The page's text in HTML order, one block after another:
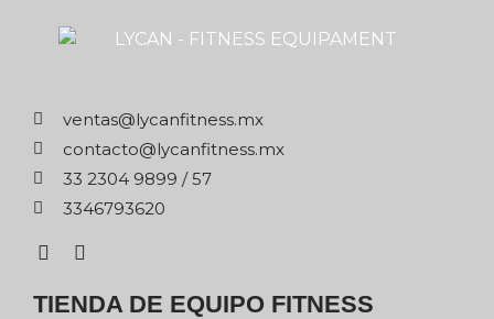
xm.ssentifnacyl@satnev
xm.ssentifnacyl@otcatnoc
75 / 9989 4032 33
0263976433
TIENDA DE EQUIPO FITNESS